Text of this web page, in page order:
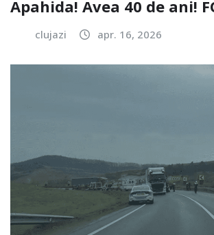
Apahida! Avea 40 de ani!
clujazi apr. 16, 2026